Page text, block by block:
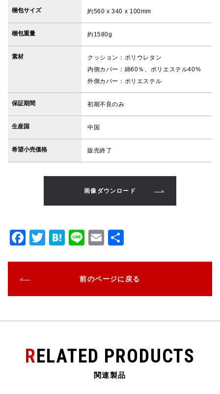
梱包サイズ 約560 x 340 x 100mm
梱包重量 約1580g
素材
クッション：ポリウレタン
内側カバー：綿60％、ポリエステル40%
外側カバー：ポリエステル
保証期間 初期不良のみ
生産国 中国
希望小売価格 販売終了
画像ダウンロード
F
e
b
o
k
T
r
H
a
Li E
l
前のページに戻る
RELATED PRODUCTS
関連製品